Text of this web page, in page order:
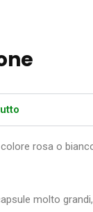
rosa o
molto